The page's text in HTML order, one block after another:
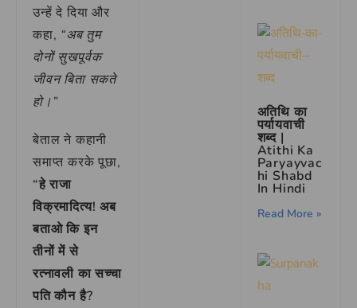
उन्हें दे दिया और
कहा, “अब तुम
दोनों सुखपूर्वक
जीवन बिता सकते
हो।”
बेताल ने कहानी
समाप्त करके पूछा,
“हे राजा
विक्रमादित्य! अब
बताओ कि इन
तीनों में से
रत्नावली का सच्चा
पति कौन है?
अतिथि का
पर्यायवाची
शब्द |
Atithi Ka
Paryayvac
hi Shabd
In Hindi
Read More »